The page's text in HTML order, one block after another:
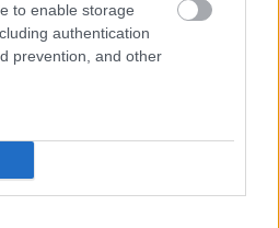
to enable storage
authentication
prevention, and other